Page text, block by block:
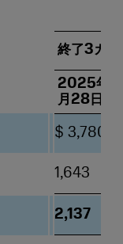
終了3カ月
2025年
月28日
$ 3,780
1,643
2,137